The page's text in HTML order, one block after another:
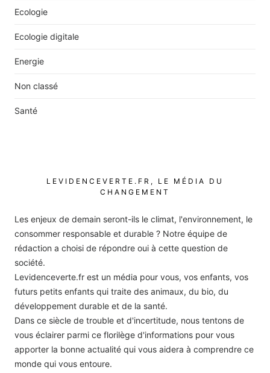
Ecologie
Ecologie digitale
Energie
Non classé
Santé
LEVIDENCEVERTE.FR, LE MÉDIA DU
CHANGEMENT
Les enjeux de demain seront-ils le climat, l'environnement, le
consommer responsable et durable ? Notre équipe de
rédaction a choisi de répondre oui à cette question de
société.
Levidenceverte.fr est un média pour vous, vos enfants, vos
futurs petits enfants qui traite des animaux, du bio, du
développement durable et de la santé.
Dans ce siècle de trouble et d'incertitude, nous tentons de
vous éclairer parmi ce florilège d'informations pour vous
apporter la bonne actualité qui vous aidera à comprendre ce
monde qui vous entoure.